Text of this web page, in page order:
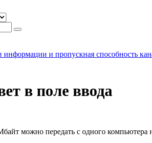
информации и пропускная способность
в поле ввода
можно передать с одного компьютера